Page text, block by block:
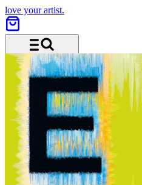
love your artist.
Menu and search